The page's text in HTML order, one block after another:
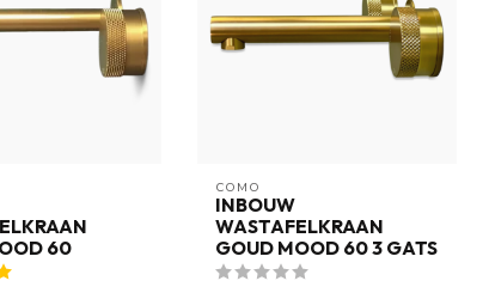
60
COMO
INBOUW
WASTAFELKRAAN
GOUD MOOD 60 3 GATS